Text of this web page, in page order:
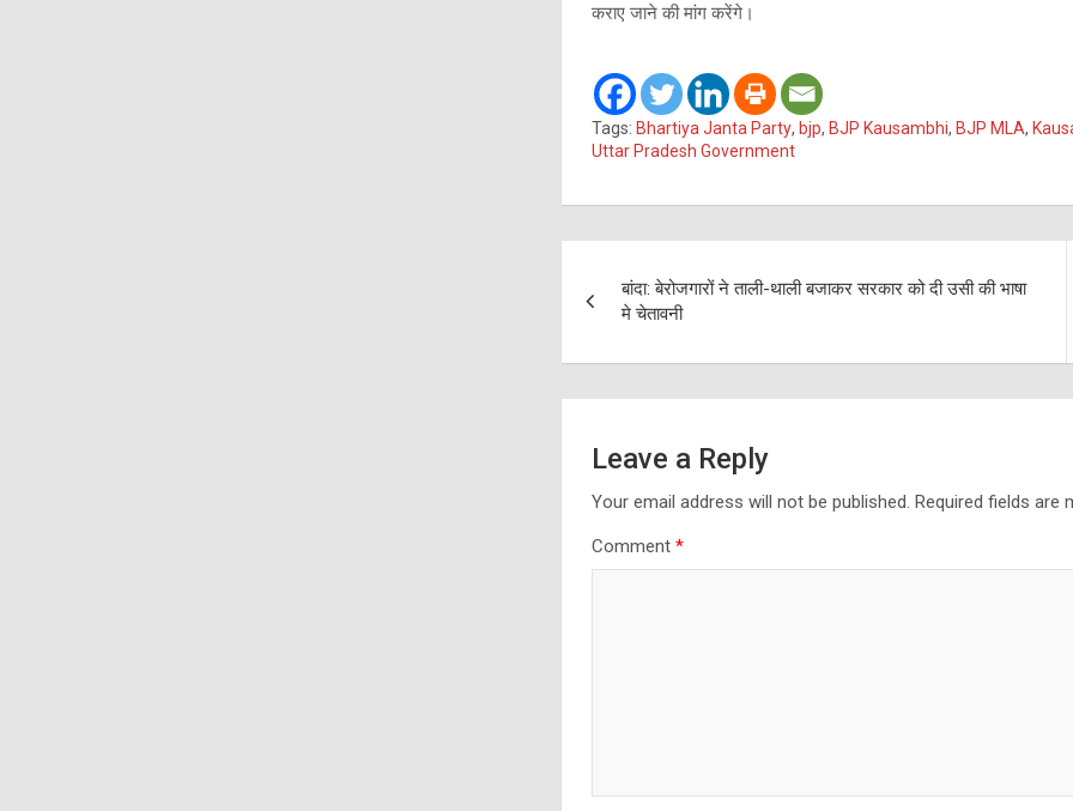
कराए जाने की मांग करेंगे।
Tags: Bhartiya Janta Party, bjp, BJP Kausambhi, BJP MLA,
Uttar Pradesh Government
navigation
बांदा: बेरोजगारों ने ताली-थाली बजाकर सरकार को दी उसी की भाषा
मे चेतावनी
Leave a Reply
Your email address will not be published. Required fields are
Comment *